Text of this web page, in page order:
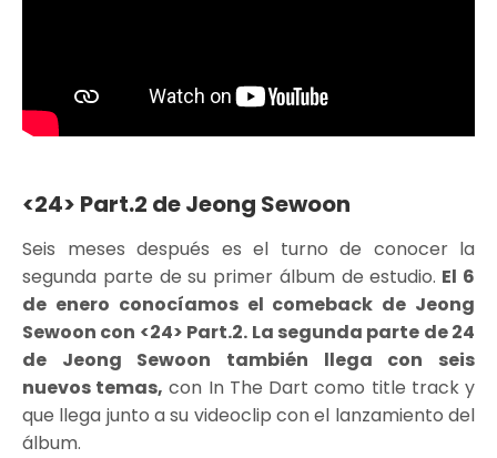
<24> Part.2 de Jeong Sewoon
Seis meses después es el turno de conocer la
segunda parte de su primer álbum de estudio. El 6
de enero conocíamos el comeback de Jeong
Sewoon con <24> Part.2. La segunda parte de 24
de Jeong Sewoon también llega con seis
nuevos temas, con In The Dart como title track y
que llega junto a su videoclip con el lanzamiento del
álbum.